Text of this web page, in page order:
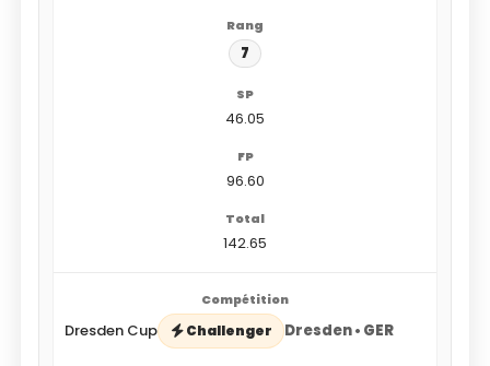
7
46.05
96.60
142.65
Dresden Cup Challenger Dresden • GER